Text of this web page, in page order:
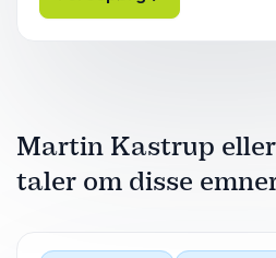
Danmark. Bemærk at
Martin Kastrup
taler om disse